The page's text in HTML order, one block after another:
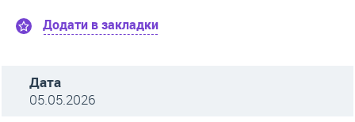
Додати в закладки
Дата
05.05.2026